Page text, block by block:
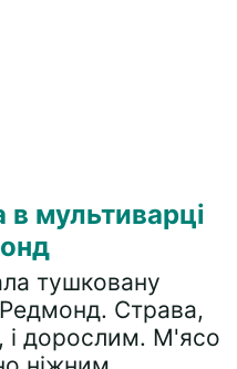
мультиварці
тушковану
Страва,
і дорослим. М'ясо